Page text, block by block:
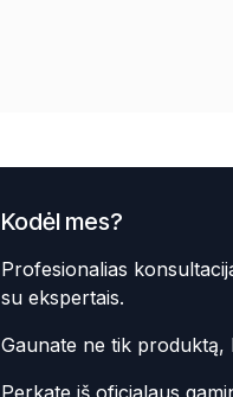
Kodėl mes?
Profesionalias
su ekspertais.
Gaunate ne tik